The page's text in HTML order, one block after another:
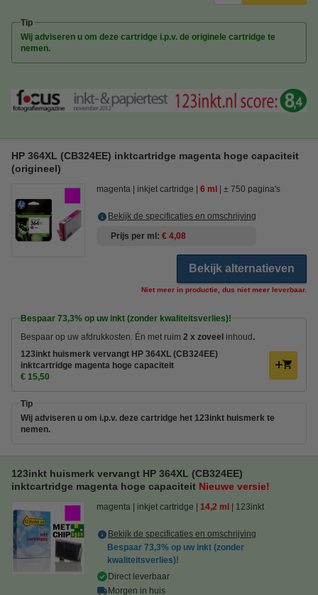
Tip
Wij adviseren u om deze cartridge i.p.v. de originele cartridge te
nemen.
HP 364XL (CB324EE) inktcartridge magenta hoge capaciteit
(origineel)
magenta inkjet cartridge 6 ml ± 750 pagina's
Bekijk de specificaties en omschrijving
Prijs per ml
€ 4,08
Bekijk alternatieven
Niet meer in productie, dus niet meer leverbaar.
Bespaar 73,3% op uw inkt (zonder kwaliteitsverlies)!
Bespaar op uw afdrukkosten. Én met ruim 2 x zoveel inhoud .
123inkt huismerk vervangt HP 364XL (CB324EE)
inktcartridge magenta hoge capaciteit
€ 15,50
Tip
Wij adviseren u om i.p.v. deze cartridge het 123inkt huismerk te
nemen.
123inkt huismerk vervangt HP 364XL (CB324EE)
inktcartridge magenta hoge capaciteit Nieuwe versie!
magenta inkjet cartridge 14,2 ml 123inkt
Bekijk de specificaties en omschrijving
Bespaar 73,3% op uw inkt (zonder
kwaliteitsverlies)!
Direct leverbaar
Morgen in huis